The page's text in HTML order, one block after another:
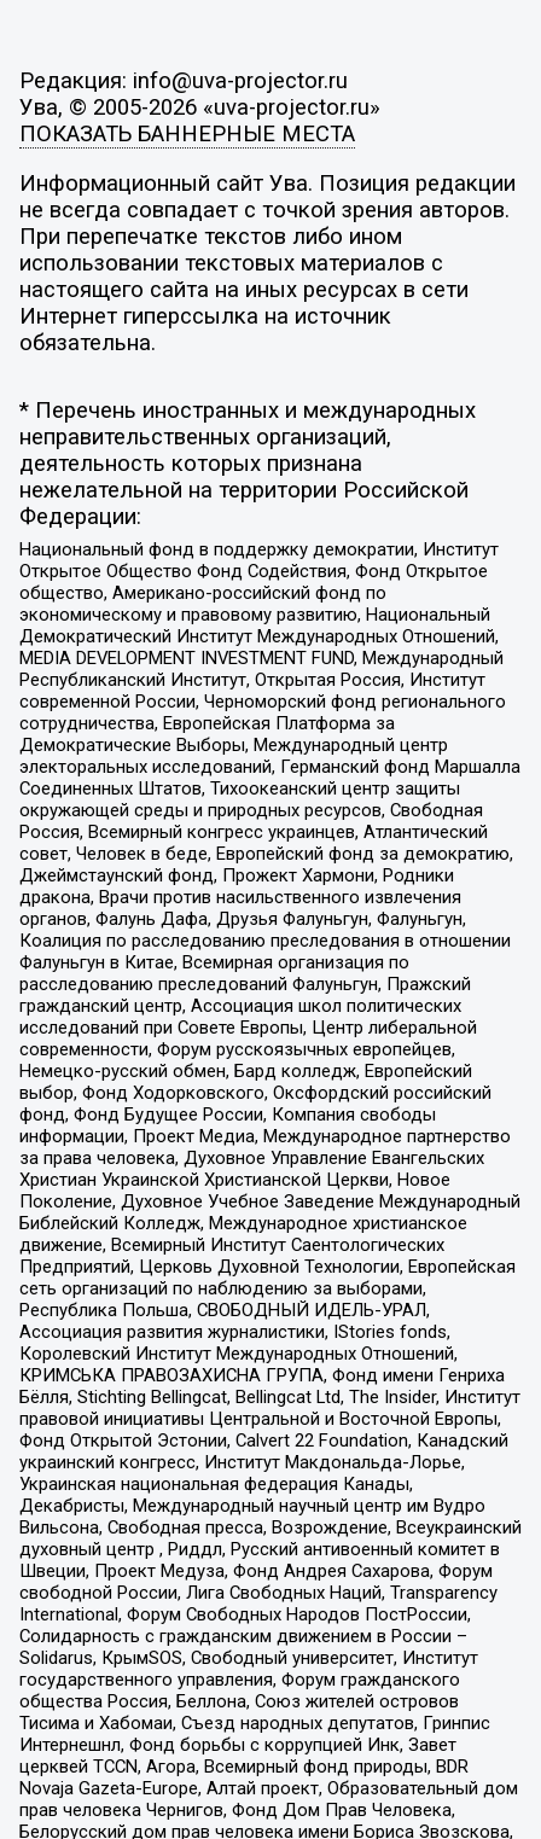
Редакция: info@uva-projector.ru
Ува, © 2005-2026 «uva-projector.ru»
ПОКАЗАТЬ БАННЕРНЫЕ МЕСТА
Информационный сайт Ува. Позиция редакции
не всегда совпадает с точкой зрения авторов.
При перепечатке текстов либо ином
использовании текстовых материалов с
настоящего сайта на иных ресурсах в сети
Интернет гиперссылка на источник
обязательна.
* Перечень иностранных и международных
неправительственных организаций,
деятельность которых признана
нежелательной на территории Российской
Федерации:
Национальный фонд в поддержку демократии, Институт
Открытое Общество Фонд Содействия, Фонд Открытое
общество, Американо-российский фонд по
экономическому и правовому развитию, Национальный
Демократический Институт Международных Отношений,
MEDIA DEVELOPMENT INVESTMENT FUND, Международный
Республиканский Институт, Открытая Россия, Институт
современной России, Черноморский фонд регионального
сотрудничества, Европейская Платформа за
Демократические Выборы, Международный центр
электоральных исследований, Германский фонд Маршалла
Соединенных Штатов, Тихоокеанский центр защиты
окружающей среды и природных ресурсов, Свободная
Россия, Всемирный конгресс украинцев, Атлантический
совет, Человек в беде, Европейский фонд за демократию,
Джеймстаунский фонд, Прожект Хармони, Родники
дракона, Врачи против насильственного извлечения
органов, Фалунь Дафа, Друзья Фалуньгун, Фалуньгун,
Коалиция по расследованию преследования в отношении
Фалуньгун в Китае, Всемирная организация по
расследованию преследований Фалуньгун, Пражский
гражданский центр, Ассоциация школ политических
исследований при Совете Европы, Центр либеральной
современности, Форум русскоязычных европейцев,
Немецко-русский обмен, Бард колледж, Европейский
выбор, Фонд Ходорковского, Оксфордский российский
фонд, Фонд Будущее России, Компания свободы
информации, Проект Медиа, Международное партнерство
за права человека, Духовное Управление Евангельских
Христиан Украинской Христианской Церкви, Новое
Поколение, Духовное Учебное Заведение Международный
Библейский Колледж, Международное христианское
движение, Всемирный Институт Саентологических
Предприятий, Церковь Духовной Технологии, Европейская
сеть организаций по наблюдению за выборами,
Республика Польша, СВОБОДНЫЙ ИДЕЛЬ-УРАЛ,
Ассоциация развития журналистики, IStories fonds,
Королевский Институт Международных Отношений,
КРИМСЬКА ПРАВОЗАХИСНА ГРУПА, Фонд имени Генриха
Бёлля, Stichting Bellingcat, Bellingcat Ltd, The Insider, Институт
правовой инициативы Центральной и Восточной Европы,
Фонд Открытой Эстонии, Calvert 22 Foundation, Канадский
украинский конгресс, Институт Макдональда-Лорье,
Украинская национальная федерация Канады,
Декабристы, Международный научный центр им Вудро
Вильсона, Свободная пресса, Возрождение, Всеукраинский
духовный центр , Риддл, Русский антивоенный комитет в
Швеции, Проект Медуза, Фонд Андрея Сахарова, Форум
свободной России, Лига Свободных Наций, Transparеncy
International, Форум Свободных Народов ПостРоссии,
Солидарность с гражданским движением в России –
Solidarus, КрымSOS, Свободный университет, Институт
государственного управления, Форум гражданского
общества Россия, Беллона, Союз жителей островов
Тисима и Хабомаи, Съезд народных депутатов, Гринпис
Интернешнл, Фонд борьбы с коррупцией Инк, Завет
церквей TCCN, Агора, Всемирный фонд природы, BDR
Novaja Gazeta-Europe, Алтай проект, Образовательный дом
прав человека Чернигов, Фонд Дом Прав Человека,
Белорусский дом прав человека имени Бориса Звозскова,